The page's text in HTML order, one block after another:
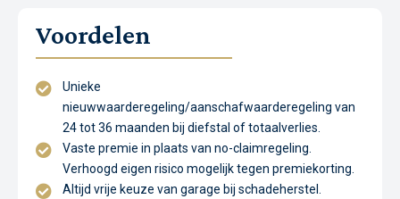
Voordelen
Unieke
nieuwwaarderegeling/aanschafwaarderegeling van
24 tot 36 maanden bij diefstal of totaalverlies.
Vaste premie in plaats van no-claimregeling.
Verhoogd eigen risico mogelijk tegen premiekorting.
Altijd vrije keuze van garage bij schadeherstel.